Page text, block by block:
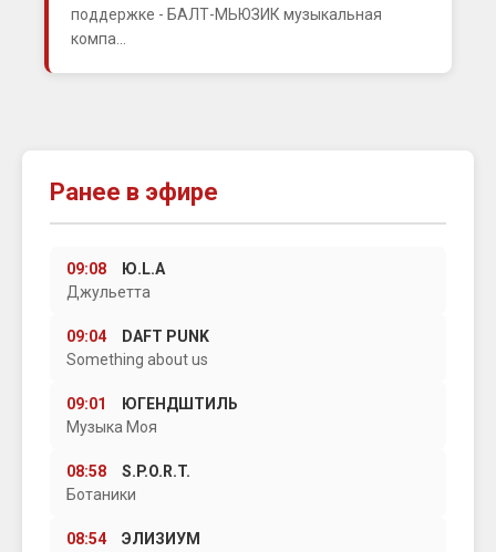
поддержке - БАЛТ-МЬЮЗИК музыкальная
компа...
Ранее в эфире
09:08
Ю.L.А
Джульетта
09:04
DAFT PUNK
Something about us
09:01
ЮГЕНДШТИЛЬ
Музыка Моя
08:58
S.P.O.R.T.
Ботаники
08:54 ЭЛИЗИУМ